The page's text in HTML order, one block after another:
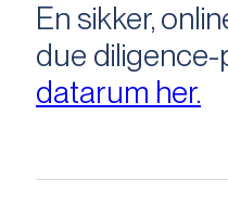
En sikker,
due
datarum her.